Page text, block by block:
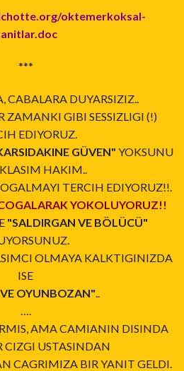
oktemerkoksal-
***
CABALARA DUYARSIZIZ..
ZAMANKI GIBI SESSIZLIGI (!)
EDIYORUZ.
GÜVEN" YOKSUNU
HAKIM..
TERCIH EDIYORUZ!!.
YOKOLUYORUZ!!
"SALDIRGAN VE BÖLÜCÜ"
OLMAYA KALKTIGINIZDA
ISE
OYUNBOZAN"
AMA CAMIANIN DISINDA
CIZGI USTASINDAN
CAGRIMIZA BIR YANIT GELDI.